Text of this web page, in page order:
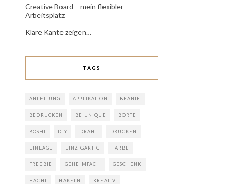
Creative Board – mein flexibler
Arbeitsplatz
Klare Kante zeigen…
TAGS
ANLEITUNG APPLIKATION BEANIE
BEDRUCKEN BE UNIQUE BORTE
BOSHI DIY DRAHT DRUCKEN
EINLAGE EINZIGARTIG FARBE
FREEBIE GEHEIMFACH GESCHENK
HACHI HÄKELN KREATIV